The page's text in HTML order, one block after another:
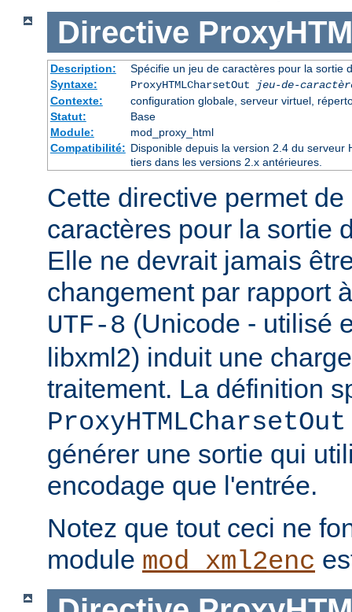
Directive
Description:
Spécifie un jeu de caractères pour la sortie
Syntaxe:
ProxyHTMLCharsetOut
jeu-de-
Contexte:
configuration globale, serveur virtuel,
Statut:
Base
Module:
mod_proxy_html
Compatibilité: Disponible depuis la version 2.4 du serveur
tiers dans les versions 2.x antérieures.
Cette directive permet
caractères pour la sortie
Elle ne devrait jamais
changement par rapport
UTF-8 (Unicode - utilisé
libxml2) induit une
traitement. La définition
générer une sortie qui
encodage que l'entrée.
Notez que tout ceci ne
module mod_xml2enc